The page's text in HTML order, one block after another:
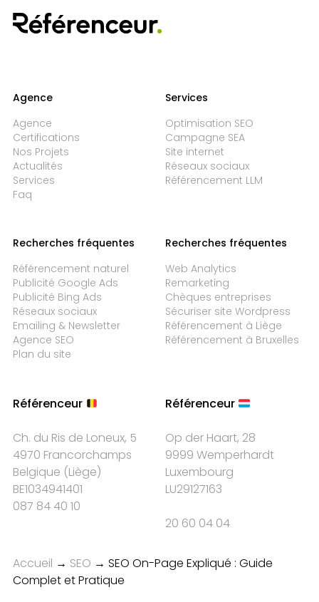
Agence
Agence
Certifications
Nos Projets
Actualités
Services
Faq
Services
Optimisation SEO
Campagne SEA
Site internet
Réseaux sociaux
Référencement LLM
Recherches fréquentes
Référencement naturel
Publicité Google Ads
Publicité Bing Ads
Réseaux sociaux
Emailing & Newsletter
Agence SEO
Plan du site
Recherches fréquentes
Web Analytics
Remarketing
Chèques entreprises
Sécuriser site Wordpress
Référencement à Liège
Référencement à Bruxelles
Référenceur
Ch. du Ris de Loneux, 5
4970 Francorchamps
Belgique (Liège)
BE1034941401
087 84 40 10
Référenceur
Op der Haart, 28
9999 Wemperhardt
Luxembourg
LU29127163
20 60 04 04
Accueil → SEO → SEO On-Page Expliqué : Guide
Complet et Pratique